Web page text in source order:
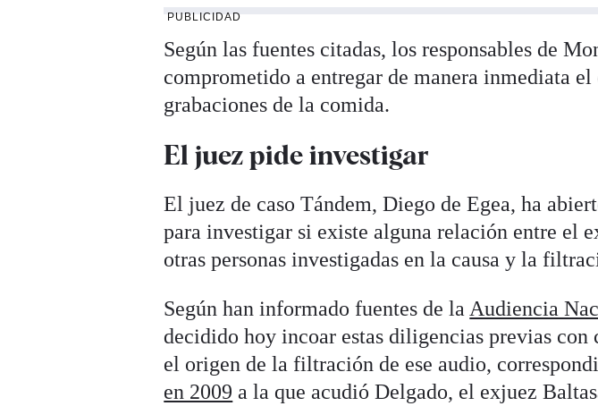
PUBLICIDAD
Según las fuentes citadas, los responsables de
comprometido a entregar de manera inmediata
grabaciones de la comida.
El juez pide investigar
El juez de caso Tándem, Diego de Egea, ha
para investigar si existe alguna relación entre el
otras personas investigadas en la causa y la
Según han informado fuentes de la Audiencia
decidido hoy incoar estas diligencias previas con
el origen de la filtración de ese audio,
en 2009 a la que acudió Delgado, el exjuez